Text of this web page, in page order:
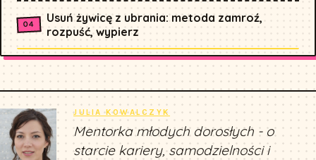
Usuń żywicę z ubrania: metoda zamroź,
rozpuść, wypierz
JULIA KOWALCZYK
Mentorka młodych dorosłych - o
starcie kariery, samodzielności i